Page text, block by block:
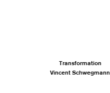
Transformation
Vincent Schwegmann